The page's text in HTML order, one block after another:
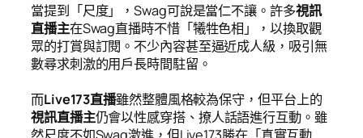
當提到「尺度」，Swag可說是當仁不讓。許多視訊
直播主在Swag直播時不惜「犧牲色相」，以換取觀
眾的打賞與訂閱。不少內容甚至逼近成人級，吸引無
數尋求刺激的用戶長時間駐留。
而Live173直播雖然整體風格較為保守，但平台上的
視訊直播主仍會以性感穿搭、撩人話語進行互動。雖